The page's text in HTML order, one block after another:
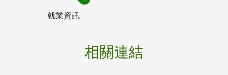
就業資訊
相關連結